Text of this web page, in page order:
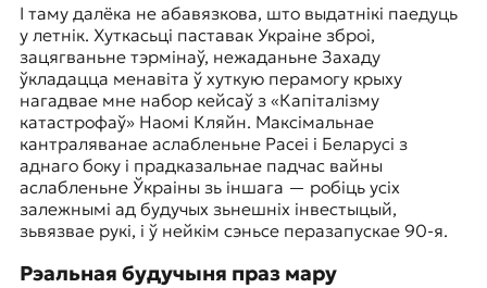
І таму далёка не абавязкова, што выдатнікі паедуць
у летнік. Хуткасьці паставак Украіне зброі,
зацягваньне тэрмінаў, нежаданьне Захаду
ўкладацца менавіта ў хуткую перамогу крыху
нагадвае мне набор кейсаў з «Капіталізму
катастрофаў»Наомі Кляйн. Максімальнае
кантраляванае аслабленьне Расеі і Беларусі з
аднаго боку і прадказальнае падчас вайны
аслабленьне Ўкраіны зь іншага — робіць усіх
залежнымі ад будучых зьнешніх інвестыцый,
зьвязвае рукі, і ў нейкім сэньсе перазапускае 90-я.
Рэальная будучыня праз мару